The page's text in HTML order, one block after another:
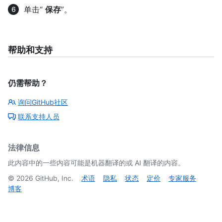
单击“ 保存”。
帮助和支持
仍需帮助？
询问GitHub社区
联系支持人员
法律信息
此内容中的一些内容可能是机器翻译的或 AI 翻译的内容。
© 2026 GitHub, Inc. 术语 隐私 状态 定价
专家服务
博客